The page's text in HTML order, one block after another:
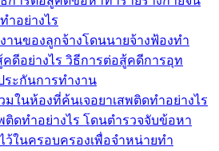
ำอย่างไร
านของลูกจ้างโดนนายจ้างฟ้องทำ
คดีอย่างไร วิธีการต่อสู้คดีการอุท
ะกันการทำงาน
ในห้องที่ค้นเจอยาเสพติดทำอย่างไร
ติดทำอย่างไร โดนตำรวจจับข้อหา
ว้ในครอบครองเพื่อจำหน่ายทำ